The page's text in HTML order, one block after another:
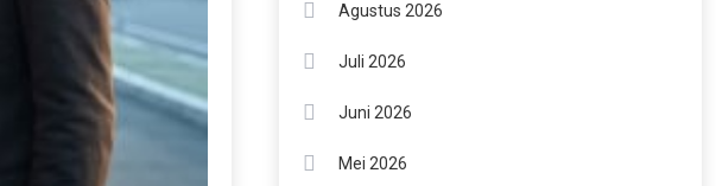
Agustus 2026
Juli 2026
Juni 2026
Mei 2026